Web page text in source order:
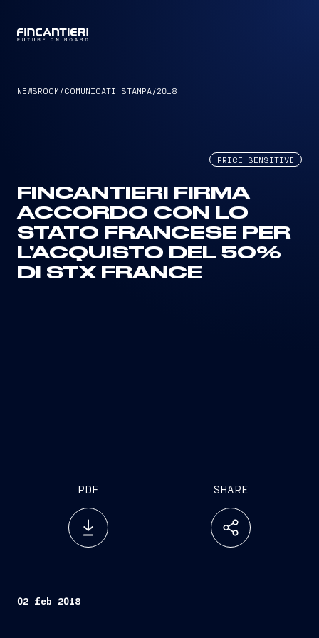
NEWSROOM /COMUNICATI STAMPA/2018
PRICE SENSITIVE
FINCANTIERI FIRMA
ACCORDO CON LO
STATO FRANCESE PER
L’ACQUISTO DEL 50%
DI STX FRANCE
PDF SHARE
02 feb 2018